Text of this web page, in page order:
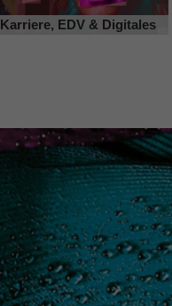
Karriere, EDV & Digitales